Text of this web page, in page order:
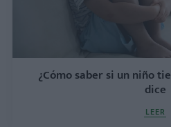
¿Cómo saber si un niño
dice
LEER